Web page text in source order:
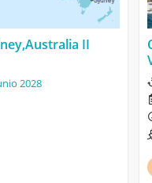
II
2028